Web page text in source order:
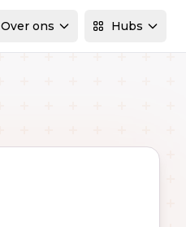
Over ons Hubs